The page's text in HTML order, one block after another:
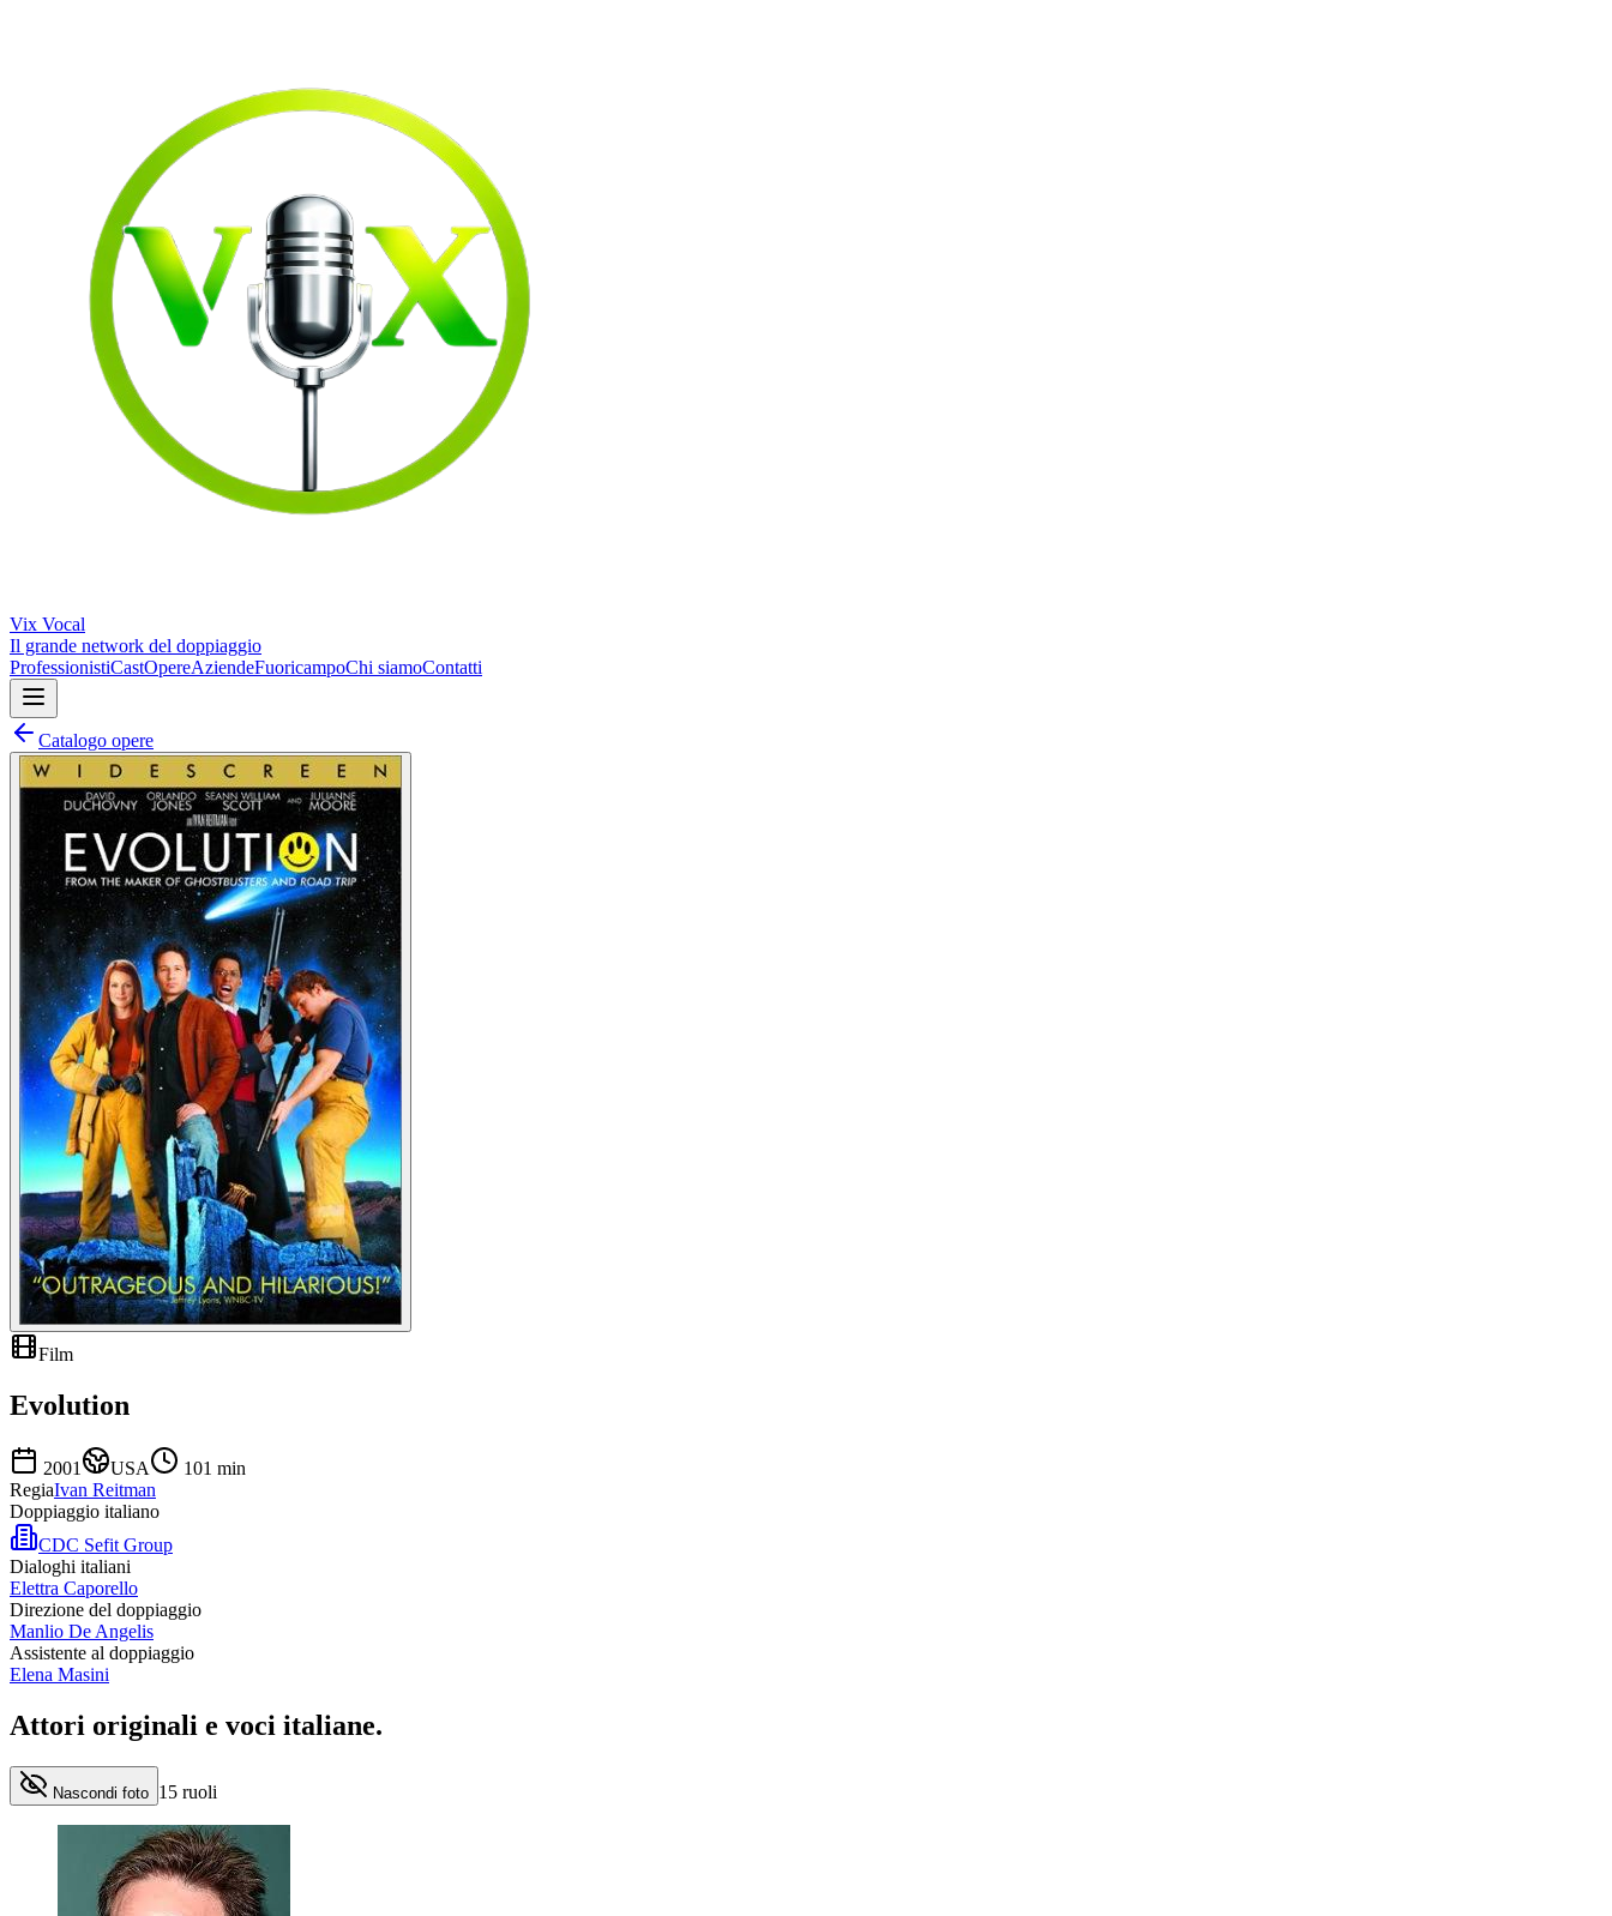
Vix Vocal
Il grande network del doppiaggio
ProfessionistiCastOpereAziendeFuoricampoChi siamoContatti
Catalogo opere
Film
Evolution
2001 USA 101 min
RegiaIvan Reitman
Doppiaggio italiano
CDC Sefit Group
Dialoghi italiani
Elettra Caporello
Direzione del doppiaggio
Manlio De Angelis
Assistente al doppiaggio
Elena Masini
Attori originali e voci italiane.
Nascondi foto 15 ruoli